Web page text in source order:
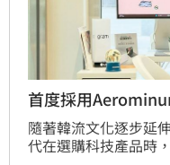
首度採用
隨著韓流文化逐步延
代在選購科技產品時